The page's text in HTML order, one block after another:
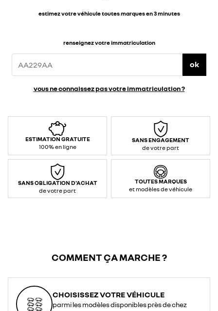
estimez votre véhicule toutes marques en 3 minutes
renseignez votre immatriculation
ok
vous ne connaissez pas votre immatriculation ?
ESTIMATION GRATUITE
100% en ligne
SANS ENGAGEMENT
de votre part
SANS OBLIGATION D'ACHAT
de votre part
TOUTES MARQUES
et modèles de véhicule
COMMENT ÇA MARCHE ?
CHOISISSEZ VOTRE VÉHICULE
parmi les modèles disponibles près de chez